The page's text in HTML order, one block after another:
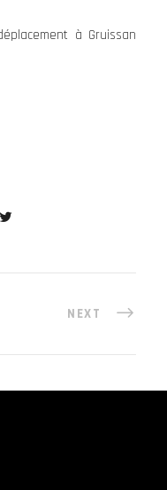
à Gruissan
NEXT